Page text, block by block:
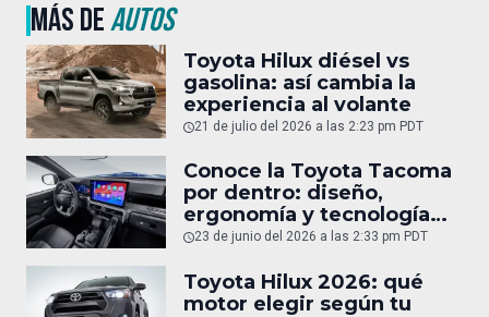
MÁS DEAUTOS
Toyota Hilux diésel vs
gasolina: así cambia la
experiencia al volante
21 de julio del 2026 a las 2:23 pm PDT
Conoce la Toyota Tacoma
por dentro: diseño,
ergonomía y tecnología
del interior
23 de junio del 2026 a las 2:33 pm PDT
Toyota Hilux 2026: qué
motor elegir según tu